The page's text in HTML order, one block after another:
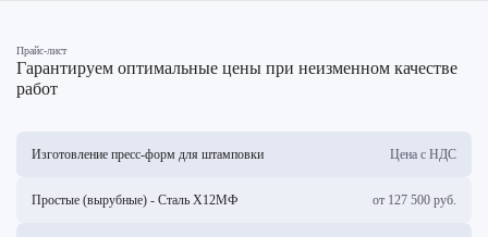
Прайс-лист
Гарантируем оптимальные цены при неизменном качестве
работ
Изготовление пресс-форм для штамповки Цена с НДС
Простые (вырубные) - Сталь Х12МФ от 127 500 руб.